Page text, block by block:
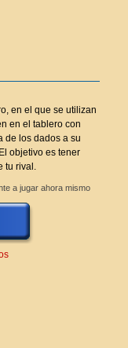
en el que se utilizan
en el tablero con
de los dados a su
objetivo es tener
tu rival.
a jugar ahora mismo